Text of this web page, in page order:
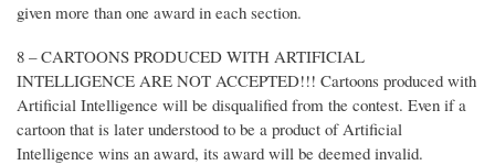
given more than one award in each section.
8 – CARTOONS PRODUCED WITH ARTIFICIAL
INTELLIGENCE ARE NOT ACCEPTED!!! Cartoons produced with
Artificial Intelligence will be disqualified from the contest. Even if a
cartoon that is later understood to be a product of Artificial
Intelligence wins an award, its award will be deemed invalid.